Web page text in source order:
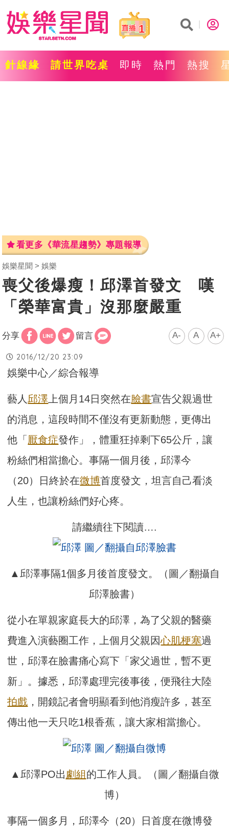
1
針線緣 請世界吃桌 即時 熱門 熱搜
看更多《華流星趨勢》專題報導
娛樂星聞 娛樂
喪父後爆瘦！邱澤首發文 嘆
「榮華富貴」沒那麼嚴重
分享 留言 A- A A+
2016/12/20 23:09
娛樂中心／綜合報導
藝人邱澤 上個月14日突然在臉書宣告父親過世
的消息，這段時間不僅沒有更新動態，更傳出
他「 厭食症發作」，體重狂掉剩下65公斤，讓
粉絲們相當擔心。事隔一個月後，邱澤今
（20）日終於在微博首度發文，坦言自己看淡
人生，也讓粉絲們好心疼。
請繼續往下閱讀….
▲邱澤事隔1個多月後首度發文。（圖／翻攝自
邱澤臉書）
從小在單親家庭長大的邱澤，為了父親的醫藥
費進入演藝圈工作，上個月父親因心肌梗塞過
世，邱澤在臉書痛心寫下「家父過世，暫不更
新」。據悉，邱澤處理完後事後，便飛往大陸
拍戲 ，開鏡記者會明顯看到他消瘦許多，甚至
傳出他一天只吃1根香蕉，讓大家相當擔心。
▲邱澤PO出劇組的工作人員。（圖／翻攝自微
博）
事隔一個多月，邱澤今（20）日首度在微博發